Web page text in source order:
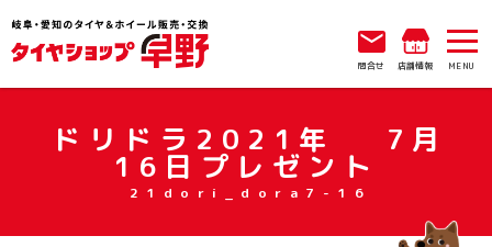
問合せ 店舗情報
ドリドラ2021年 7月
16日プレゼント